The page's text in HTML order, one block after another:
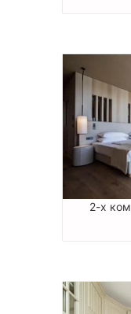
2-х